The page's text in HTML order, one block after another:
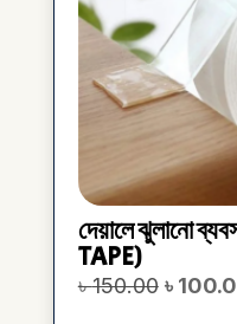
দেয়ালে ঝুলানো
TAPE)
৳150.00 Original
৳